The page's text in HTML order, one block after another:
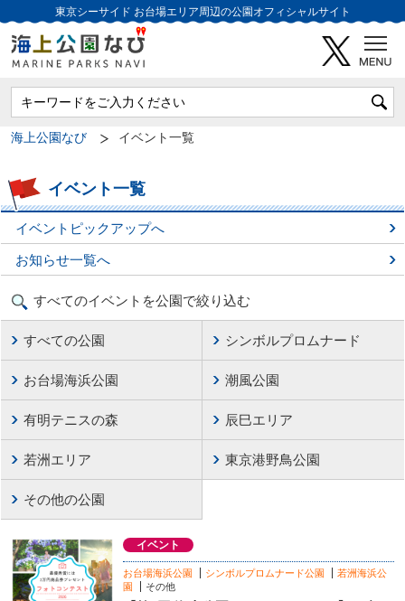
東京シーサイド お台場エリア周辺の公園オフィシャルサイト
海上公園なび イベント一覧
イベント一覧
イベントピックアップへ
お知らせ一覧へ
すべてのイベントを公園で絞り込む
すべての公園 シンボルプロムナード
お台場海浜公園 潮風公園
有明テニスの森 辰巳エリア
若洲エリア 東京港野鳥公園
その他の公園
イベント
お台場海浜公園 シンボルプロムナード公園
若洲海浜公
園
その他